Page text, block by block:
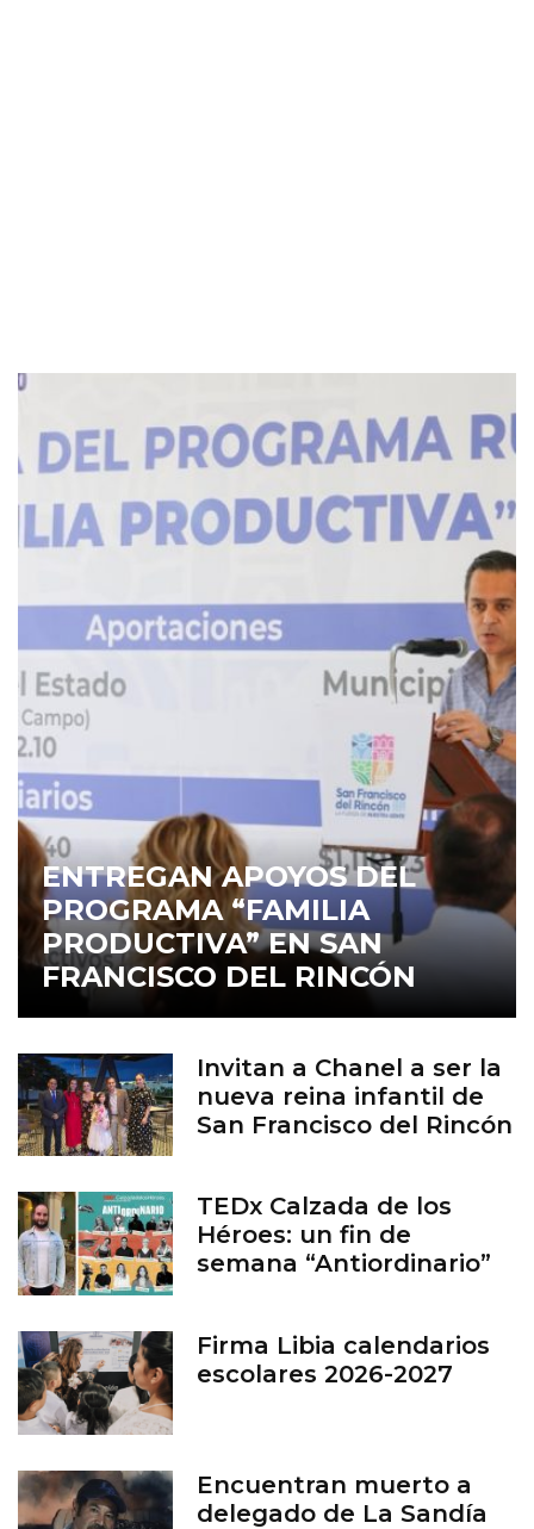
ENTREGAN APOYOS DEL
PROGRAMA “FAMILIA
PRODUCTIVA” EN SAN
FRANCISCO DEL RINCÓN
Invitan a Chanel a ser la
nueva reina infantil de
San Francisco del Rincón
TEDx Calzada de los
Héroes: un fin de
semana “Antiordinario”
Firma Libia calendarios
escolares 2026-2027
Encuentran muerto a
delegado de La Sandía